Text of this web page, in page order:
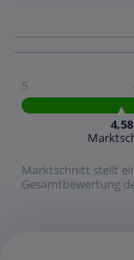
5
4,58
Marktschnitt stellt
Gesamtbewertung